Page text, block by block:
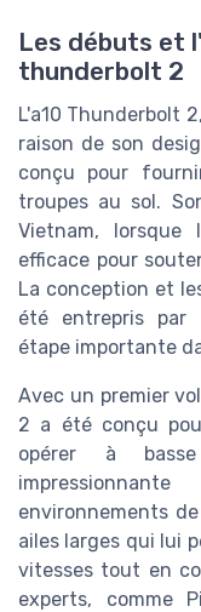
Les débuts et
thunderbolt 2
L'a10 Thunderbolt
raison de son
conçu pour
troupes au sol.
Vietnam,
efficace pour
La conception et
été entrepris par
étape importante
Avec un premier
2 a été conçu
opérer à
environnements
ailes larges qui lui
vitesses tout en
experts, comme